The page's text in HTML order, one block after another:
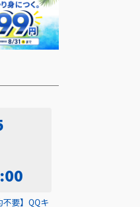
不要】QQキ